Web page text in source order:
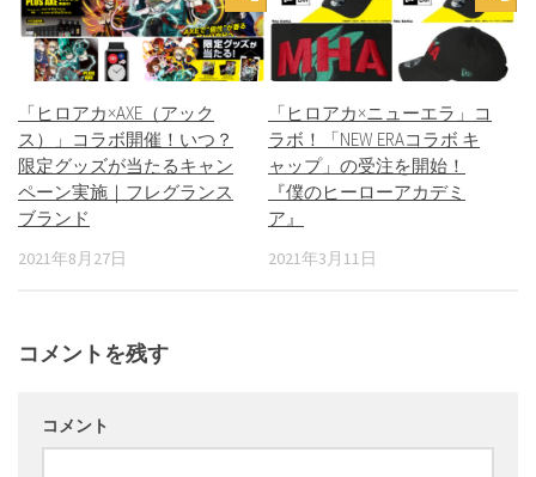
「ヒロアカ×AXE（アック
ス）」コラボ開催！いつ？
限定グッズが当たるキャン
ペーン実施｜フレグランス
ブランド
2021年8月27日
「ヒロアカ×ニューエラ」コ
ラボ！「NEW ERAコラボ キ
ャップ」の受注を開始！
『僕のヒーローアカデミ
ア』
2021年3月11日
コメントを残す
コメント